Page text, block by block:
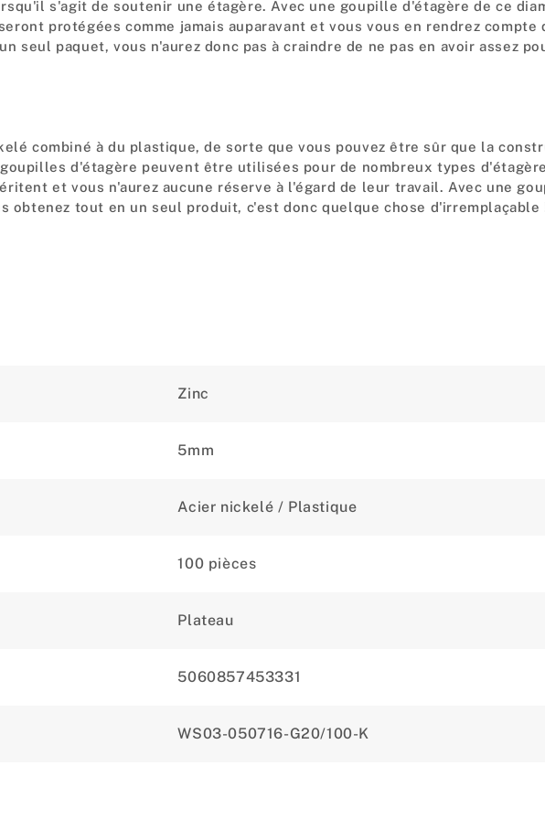
s'agit de soutenir une étagère. Avec une goupille d'étagère de ce
protégées comme jamais auparavant et vous vous en rendrez compte
seul paquet, vous n'aurez donc pas à craindre de ne pas en avoir assez
combiné à du plastique, de sorte que vous pouvez être sûr que la
d'étagère peuvent être utilisées pour de nombreux types
et vous n'aurez aucune réserve à l'égard de leur travail. Avec une
obtenez tout en un seul produit, c'est donc quelque chose d'irremplaçable
Zinc
5mm
Acier nickelé / Plastique
100 pièces
Plateau
5060857453331
WS03-050716-G20/100-K